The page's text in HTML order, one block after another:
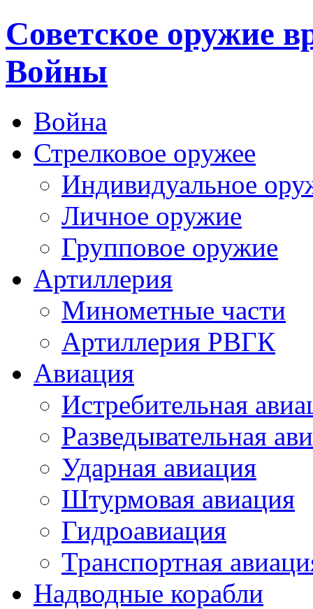
Cоветское оружие
Войны
Война
Стрелковое оружее
Индивидуальное
Личное оружие
Групповое оружие
Артиллерия
Минометные части
Артиллерия РВГК
Авиация
Истребительная
Разведывательная
Ударная авиация
Штурмовая авиация
Гидроавиация
Транспортная
Надводные корабли